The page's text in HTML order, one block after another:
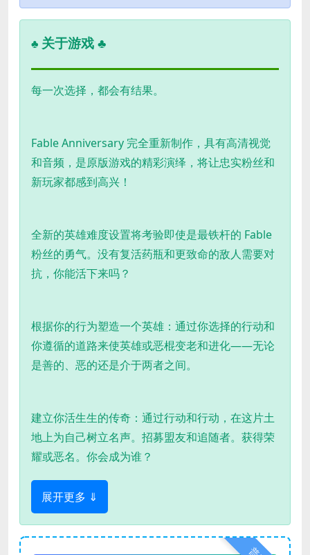
♣ 关于游戏 ♣
每一次选择，都会有结果。
Fable Anniversary 完全重新制作，具有高清视觉
和音频，是原版游戏的精彩演绎，将让忠实粉丝和
新玩家都感到高兴！
全新的英雄难度设置将考验即使是最铁杆的 Fable
粉丝的勇气。没有复活药瓶和更致命的敌人需要对
抗，你能活下来吗？
根据你的行为塑造一个英雄：通过你选择的行动和
你遵循的道路来使英雄或恶棍变老和进化——无论
是善的、恶的还是介于两者之间。
建立你活生生的传奇：通过行动和行动，在这片土
地上为自己树立名声。招募盟友和追随者。获得荣
耀或恶名。你会成为谁？
展开更多 ⇓